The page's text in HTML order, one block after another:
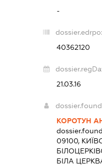
-
dossier.edrpo:
40362120
21.03.16
КОРОТУН
09100,
БІЛА